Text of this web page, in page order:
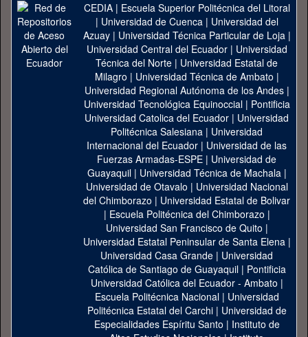
CEDIA| Escuela Superior Politécnica del Litoral
| Universidad de Cuenca| Universidad del
Azuay| Universidad Técnica Particular de Loja|
Universidad Central del Ecuador| Universidad
Técnica del Norte | Universidad Estatal de
Milagro | Universidad Técnica de Ambato |
Universidad Regional Autónoma de los Andes|
Universidad Tecnológica Equinoccial| Pontificia
Universidad Catolica del Ecuador | Universidad
Politécnica Salesiana | Universidad
Internacional del Ecuador | Universidad de las
Fuerzas Armadas-ESPE | Universidad de
Guayaquil| Universidad Técnica de Machala|
Universidad de Otavalo | Universidad Nacional
del Chimborazo | Universidad Estatal de Bolivar
| Escuela Politécnica del Chimborazo |
Universidad San Francisco de Quito |
Universidad Estatal Peninsular de Santa Elena|
Universidad Casa Grande | Universidad
Católica de Santiago de Guayaquil| Pontificia
Universidad Católica del Ecuador - Ambato |
Escuela Politécnica Nacional| Universidad
Politécnica Estatal del Carchi| Universidad de
Especialidades Espíritu Santo | Instituto de